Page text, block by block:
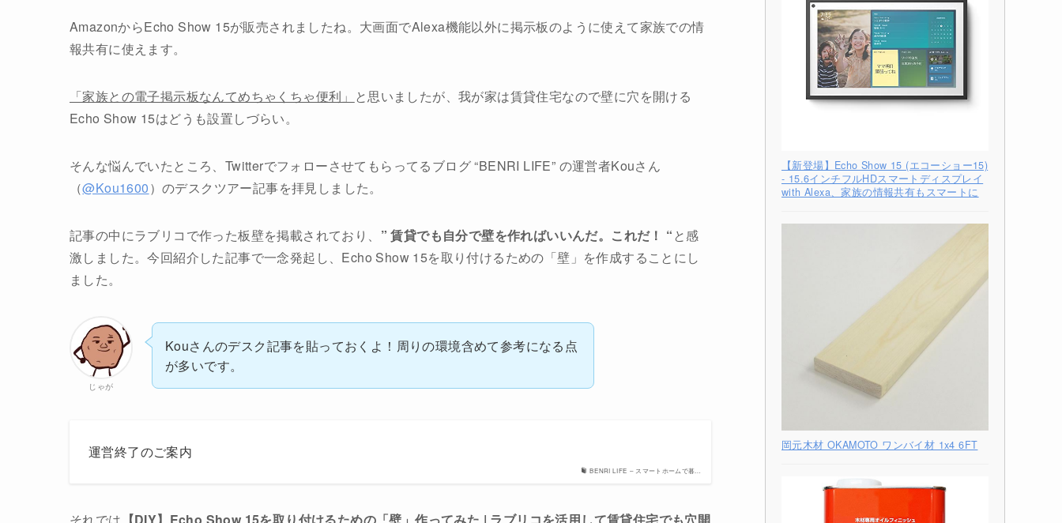
AmazonからEcho Show 15が販売されましたね。大画面でAlexa機能以外に掲示板のように使えて家族での情
報共有に使えます。
「家族との電子掲示板なんてめちゃくちゃ便利」 と思いましたが、我が家は賃貸住宅なので壁に穴を開ける
Echo Show 15はどうも設置しづらい。
そんな悩んでいたところ、Twitterでフォローさせてもらってるブログ “BENRI LIFE” の運営者Kouさん
（@Kou1600）のデスクツアー記事を拝見しました。
記事の中にラブリコで作った板壁を掲載されており、 ” 賃貸でも自分で壁を作ればいいんだ。これだ！ “ と感
激しました。今回紹介した記事で一念発起し、Echo Show 15を取り付けるための「壁」を作成することにし
ました。
じゃが
Kouさんのデスク記事を貼っておくよ！周りの環境含めて参考になる点
が多いです。
BENRI LIFE – スマートホームで暮…
運営終了のご案内
【新登場】Echo Show 15 (エコーショー15)
- 15.6インチフルHDスマートディスプレイ
with Alexa、家族の情報共有もスマートに
岡元木材 OKAMOTO ワンバイ材 1x4 6FT